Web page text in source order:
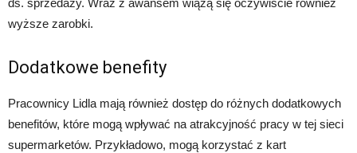
ds. sprzedaży. Wraz z awansem wiążą się oczywiście również
wyższe zarobki.
Dodatkowe benefity
Pracownicy Lidla mają również dostęp do różnych dodatkowych
benefitów, które mogą wpływać na atrakcyjność pracy w tej sieci
supermarketów. Przykładowo, mogą korzystać z kart